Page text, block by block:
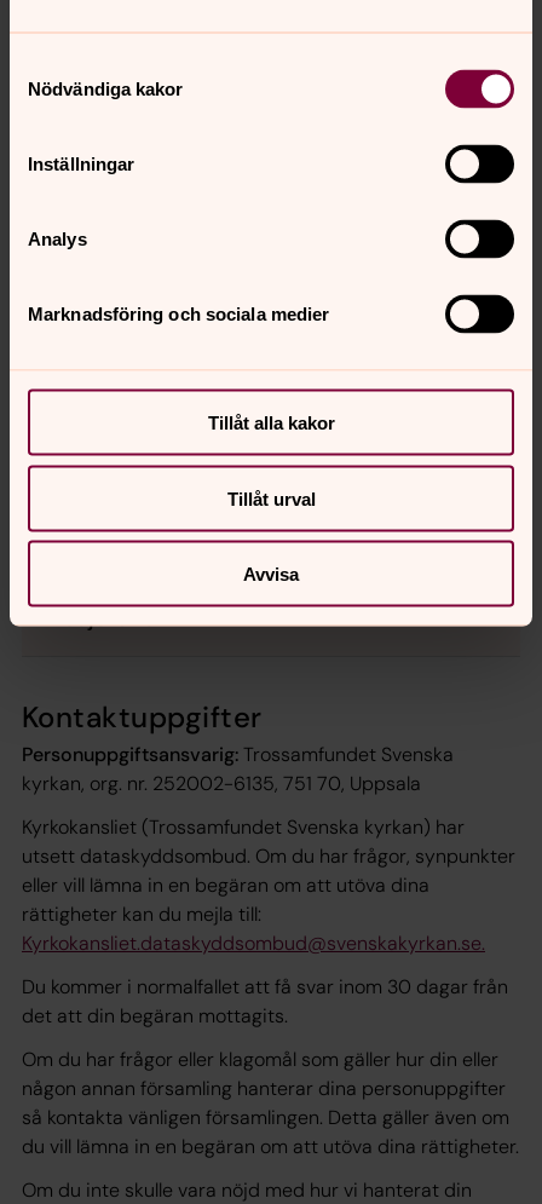
Nödvändiga kakor
Inställningar
Analys
Marknadsföring och sociala medier
Tillåt alla kakor
Tillåt urval
Avvisa
Rättslig grund
Rättslig förpliktelse
Avtal
Skydd för grundläggande intressen
Uppgift av allmänt intresse
Berättigat intresse
Samtycke
Tredje land
Kontaktuppgifter
Personuppgiftsansvarig:Trossamfundet Svenska
kyrkan, org. nr. 252002-6135, 751 70, Uppsala
Kyrkokansliet (Trossamfundet Svenska kyrkan) har
utsett dataskyddsombud. Om du har frågor, synpunkter
eller vill lämna in en begäran om att utöva dina
rättigheter kan du mejla till:
Kyrkokansliet.dataskyddsombud@svenskakyrkan.se.
Du kommer i normalfallet att få svar inom 30 dagar från
det att din begäran mottagits.
Om du har frågor eller klagomål som gäller hur din eller
någon annan församling hanterar dina personuppgifter
så kontakta vänligen församlingen. Detta gäller även om
du vill lämna in en begäran om att utöva dina rättigheter.
Om du inte skulle vara nöjd med hur vi hanterat din